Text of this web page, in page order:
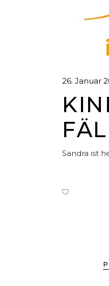
26. Januar
Sandra ist